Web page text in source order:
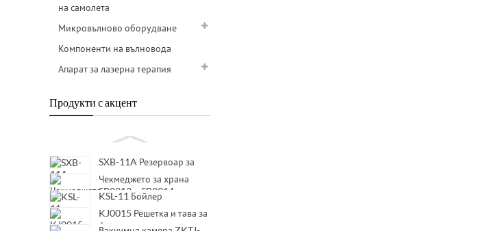
на самолета
Микровълново оборудване
Компоненти на вълновода
Апарат за лазерна терапия
Продукти с акцент
SXB-11A Резервоар за
вода за отопление и
консервиране
Чекмеджето за храна
SB9913 и SB9914
KSL-11 Бойлер
KJ0015 Решетка и тава за
фурна